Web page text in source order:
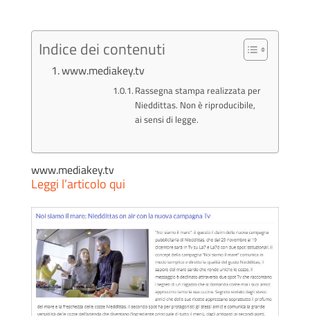
Indice dei contenuti
www.mediakey.tv
Rassegna stampa realizzata per
Nieddittas. Non è riproducibile,
ai sensi di legge.
www.mediakey.tv
Leggi l’articolo qui